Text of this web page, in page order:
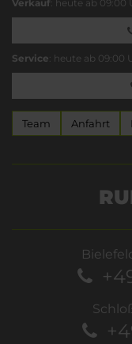
Verkauf: heute ab 09:00
Service: heute ab 09:00
Team Anfahrt